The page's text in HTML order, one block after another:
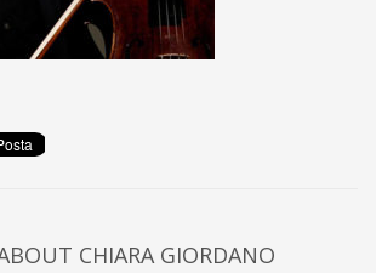
CHIARA GIORDANO